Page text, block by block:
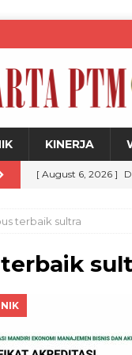
KINERJA
[ August 6, 2026 ]
[ August 6, 2026 ]
Legalitas hingga
[ August 6, 2026 ]
terbaik sultra